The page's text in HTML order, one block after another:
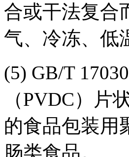
合或干法复合
气、冷冻、低
(5) GB/T
（PVDC）片
的食品包装用
肠类食品。